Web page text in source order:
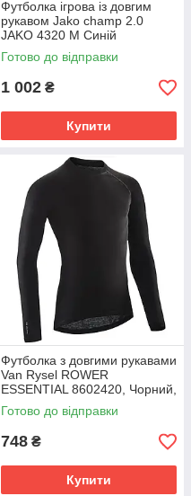
Футболка ігрова із довгим
рукавом Jako champ 2.0
JAKO 4320 M Синій
(4059562344509) 4320-04
Готово до відправки
1 002 ₴
Купити
Футболка з довгими рукавами
Van Rysel ROWER
ESSENTIAL 8602420, Чорний,
Розмір (EU) - XL/XXL
Готово до відправки
748 ₴
Купити